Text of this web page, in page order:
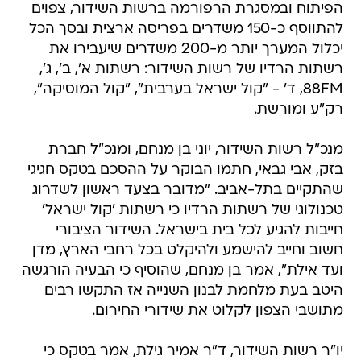
יכלול המערך יותר מ-200 משדרים שיעבירו את
רשתות הרדיו של רשות השידור: רשתות א', ב', ג',
88FM, ד' - "קול ישראל בערבית", "קול המוסיקה",
רק"ע ומורשת.
מנכ"ל רשות השידור, יוני בן מנחם, ומנכ"ל חברת
שהתקיים בתל-אביב. "מדובר בצעד ראשון לשדרוג
טכנולוגי של רשתות הרדיו כי רשתות 'קול ישראל'
חייבות להגיע לכל בית בישראל. השידור הציבורי
חשוב וחייב להישמע ולהיקלט בכל רחבי הארץ, מדן
ועד אילת", אמר בן מנחם, שהוסיף כי הבעיה הורגשה
היטב בעת מלחמת לבנון השנייה אז התקשו רבים
מתושבי הצפון לקלוט את שידורי החירום.
יו"ר רשות השידור, ד"ר אמיר גילת, אמר בטקס כי
השידור שהוא חלק חשוב מתכנית ההתחדשות